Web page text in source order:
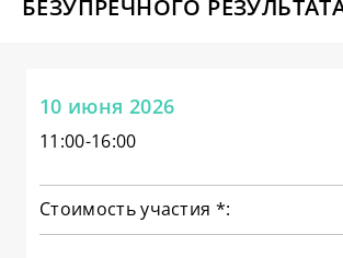
БРЕНДЫ
СОБЫТИЯ
КОНТАКТЫ
КАТАЛОГ
БЕЗУПРЕЧНОГО
10 июня 2026
11:00-16:00
Стоимость участия *: